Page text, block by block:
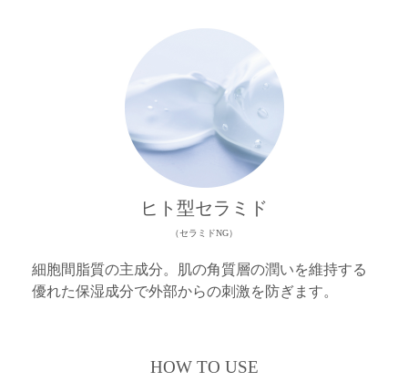
ヒト型セラミド
（セラミドNG）
細胞間脂質の主成分。肌の角質層の潤いを維持する
優れた保湿成分で外部からの刺激を防ぎます。
HOW TO USE